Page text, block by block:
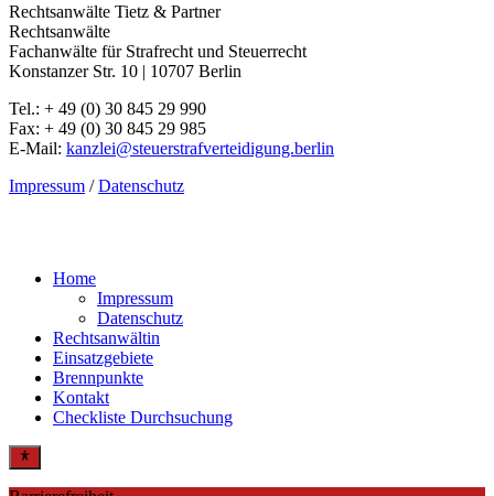
Rechtsanwälte Tietz & Partner
Rechtsanwälte
Fachanwälte für Strafrecht und Steuerrecht
Konstanzer Str. 10 | 10707 Berlin
Tel.: + 49 (0) 30 845 29 990
Fax: + 49 (0) 30 845 29 985
E-Mail: kanzlei@steuerstrafverteidigung.berlin
Impressum /Datenschutz
Close
Home
Impressum
Datenschutz
Rechtsanwältin
Einsatzgebiete
Brennpunkte
Kontakt
Checkliste Durchsuchung